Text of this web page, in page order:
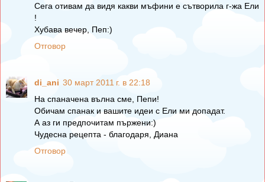
Сега отивам да видя какви мъфини е сътворила г-жа Ели
!
Хубава вечер, Пеп:)
Отговор
di_ani 30 март 2011 г. в 22:18
На спаначена вълна сме, Пепи!
Обичам спанак и вашите идеи с Ели ми допадат.
А аз ги предпочитам пържени:)
Чудесна рецепта - благодаря, Диана
Отговор